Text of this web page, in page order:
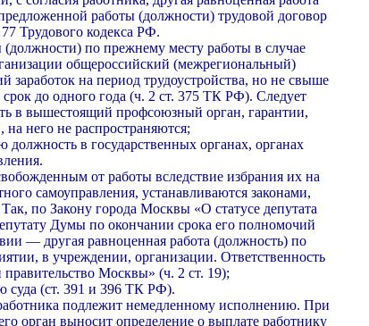
работы (должности) трудовой договор
Трудового кодекса РФ.
по прежнему месту ра­боты в случае
общероссийский (межрегиональный)
заработок на период трудоустройства, но не свыше
до одного года (ч. 2 ст. 375 ТК РФ). Следует
в вышестоящий профсоюзный орган, гарантии,
него не распространяются;
в государственных органах, органах
от работы вследствие избрания их на
самоуправле­ния, устанавливаются законами,
по Закону города Москвы «О статусе депутата
Думы по окончании срока его полномочий
— другая равноцен­ная работа (должность) по
в учреждении, организации. Ответственность
пра­вительство Москвы» (ч. 2 ст. 19);
суда (ст. 391 и 396 ТК РФ).
подлежит немедленному исполнению. При
орган выносит определение о выплате работнику